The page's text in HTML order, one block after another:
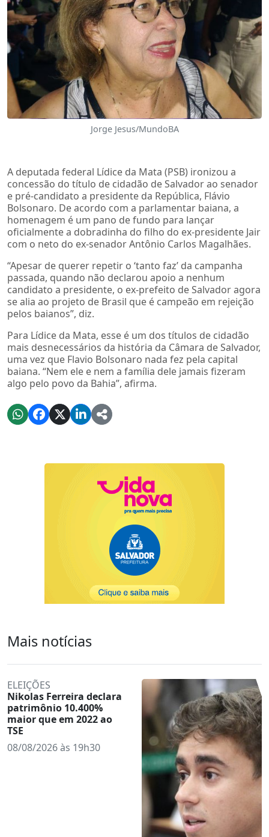
Jorge Jesus/MundoBA
A deputada federal Lídice da Mata (PSB) ironizou a
concessão do título de cidadão de Salvador ao senador
e pré-candidato a presidente da República, Flávio
Bolsonaro. De acordo com a parlamentar baiana, a
homenagem é um pano de fundo para lançar
oficialmente a dobradinha do filho do ex-presidente Jair
com o neto do ex-senador Antônio Carlos Magalhães.
“Apesar de querer repetir o ‘tanto faz’ da campanha
passada, quando não declarou apoio a nenhum
candidato a presidente, o ex-prefeito de Salvador agora
se alia ao projeto de Brasil que é campeão em rejeição
pelos baianos”, diz.
Para Lídice da Mata, esse é um dos títulos de cidadão
mais desnecessários da história da Câmara de Salvador,
uma vez que Flavio Bolsonaro nada fez pela capital
baiana. “Nem ele e nem a família dele jamais fizeram
algo pelo povo da Bahia”, afirma.
Mais notícias
ELEIÇÕES
Nikolas Ferreira declara
patrimônio 10.400%
maior que em 2022 ao
TSE
08/08/2026 às 19h30